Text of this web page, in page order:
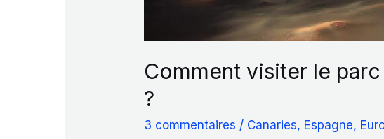
Comment visiter le
?
3 commentaires / Canaries, Espagne,